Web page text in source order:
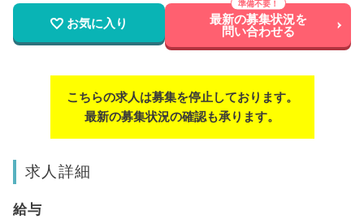
お気に入り 最新の募集状況を
問い合わせる
こちらの求人は募集を停止しております。
最新の募集状況の確認も承ります。
求人詳細
給与